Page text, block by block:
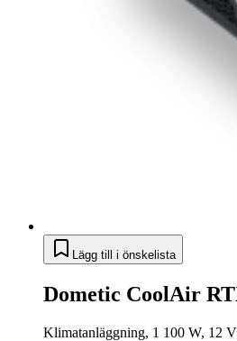
Lägg till i önskelista
Dometic CoolAir
Klimatanläggning, 1 100 W, 12 V